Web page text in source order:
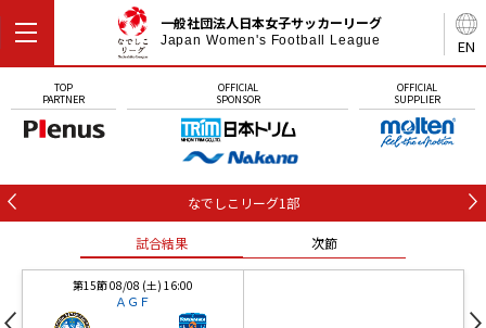
EN
一般社団法人日本女子サッカーリーグ
Japan Women's Football League
TOP
PARTNER
OFFICIAL
SPONSOR
OFFICIAL
SUPPLIER
なでしこリーグ1部
試合結果 次節
第15節 08/08 (土) 16:00
ＡＧＦ